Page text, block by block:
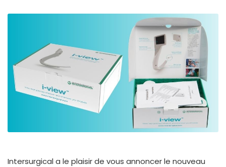
Intersurgical a le plaisir de vous annoncer le nouveau